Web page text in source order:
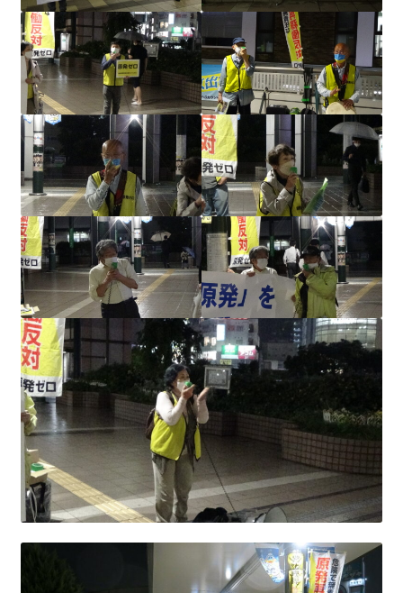
2023.6.25（日）映画「原発をとめた裁判長 そして
原発をとめる農家たち」上映会を開催
2023.10.8 原発ゼロへのカウントダウンinかわさき
講演会開催
2024.3.10第13回原発ゼロへのカウントダウンinかわさ
き集会
2024.10.13 映画「決断」上映と講演会を開催
2025.3.23第14回原発ゼロへのカウントダウンinかわさ
き集会開催
2026.3.15 第１５回原発ゼロへのカウントダウンinか
わさき集会開催
ギャラリー
ギャラリー_2023.3.12
ギャラリー_2024.3.10